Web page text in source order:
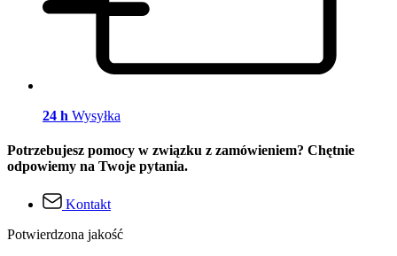
24 h Wysyłka
Potrzebujesz pomocy w związku z zamówieniem? Chętnie
odpowiemy na Twoje pytania.
Kontakt
Potwierdzona jakość